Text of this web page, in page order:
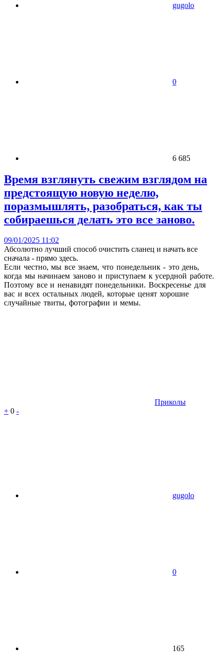
gugolo
0
6 685
Время взглянуть свежим взглядом на
предстоящую новую неделю,
поразмышлять, разобраться, как ты
собираешься делать это все заново.
09/01/2025 11:02
Абсолютно лучший способ очистить сланец и начать все
сначала - прямо здесь.
Если честно, мы все знаем, что понедельник - это день,
когда мы начинаем заново и приступаем к усердной работе.
Поэтому все и ненавидят понедельники. Воскресенье для
вас и всех остальных людей, которые ценят хорошие
случайные твиты, фотографии и мемы.
Приколы
+ 0 -
gugolo
0
165